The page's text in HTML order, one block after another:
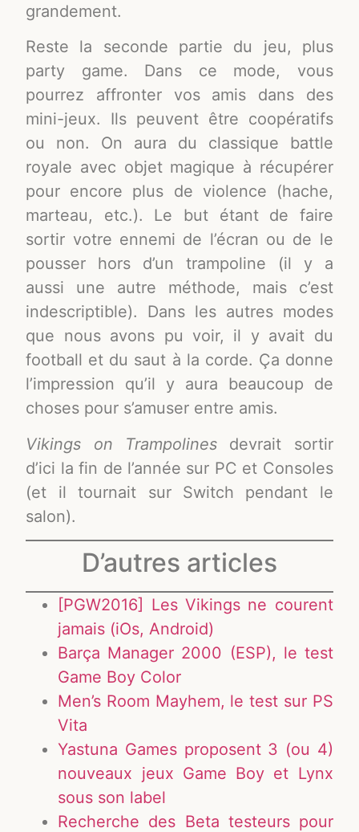
grandement.
Reste la seconde partie du jeu, plus
party game. Dans ce mode, vous
pourrez affronter vos amis dans des
mini-jeux. Ils peuvent être coopératifs
ou non. On aura du classique battle
royale avec objet magique à récupérer
pour encore plus de violence (hache,
marteau, etc.). Le but étant de faire
sortir votre ennemi de l’écran ou de le
pousser hors d’un trampoline (il y a
aussi une autre méthode, mais c’est
indescriptible). Dans les autres modes
que nous avons pu voir, il y avait du
football et du saut à la corde. Ça donne
l’impression qu’il y aura beaucoup de
choses pour s’amuser entre amis.
Vikings on Trampolines devrait sortir
d’ici la fin de l’année sur PC et Consoles
(et il tournait sur Switch pendant le
salon).
D’autres articles
[PGW2016] Les Vikings ne courent
jamais (iOs, Android)
Barça Manager 2000 (ESP), le test
Game Boy Color
Men’s Room Mayhem, le test sur PS
Vita
Yastuna Games proposent 3 (ou 4)
nouveaux jeux Game Boy et Lynx
sous son label
Recherche des Beta testeurs pour